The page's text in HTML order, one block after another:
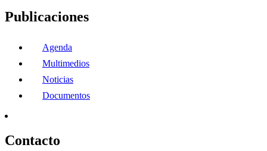
Publicaciones
Agenda
Multimedios
Noticias
Documentos
Contacto